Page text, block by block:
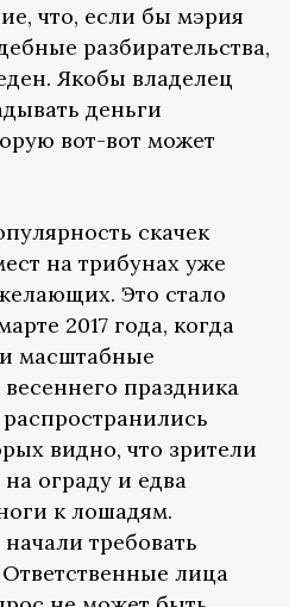
что, если бы мэрия
разбирательства,
Якобы владелец
деньги
вот-вот может
скачек
на трибунах уже
Это стало
2017 года, когда
масштабные
праздника
видно, что зрители
ограду и едва
к лошадям.
требовать
лица